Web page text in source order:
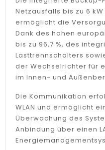
Netzausfalls bis zu 6
ermöglicht die
Dank des hohen
bis zu 96,7 %, des
Lasttrennschalters
der Wechselrichter für
im Innen- und
Die Kommunikation
WLAN und ermöglicht
Überwachung des
Anbindung über einen